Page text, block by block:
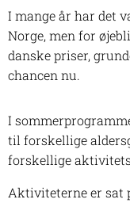
I mange år har det
Norge, men for
danske priser,
chancen nu.
I
til forskellige
forskellige
Aktiviteterne er sat